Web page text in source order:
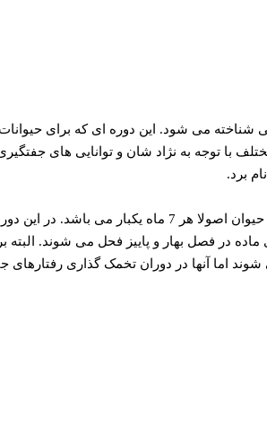
شناخته می شود. این دوره ای که برای
با توجه به نژاد شان و توانایی های
برد.
سگ های ماده در حدود 6 الی 7 ماهگی اولین فحلی خود را نشان می دهند، اما این زمان ممکن است تاخیر داشته باشد و حتی تا حدود 18 ماهگی نیز بکشد. دوره های فحلی حیوان اصولا هر 7 ماه یکبار می
در فصل بهار و پاییز فحل می شوند. البته
اما آنها در دوران تخمک گذاری رفتارهای